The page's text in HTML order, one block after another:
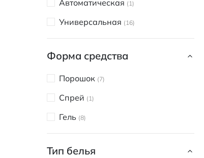
Автоматическая 1
Универсальная 16
Форма средства
Порошок 7
Спрей 1
Гель 8
Тип белья